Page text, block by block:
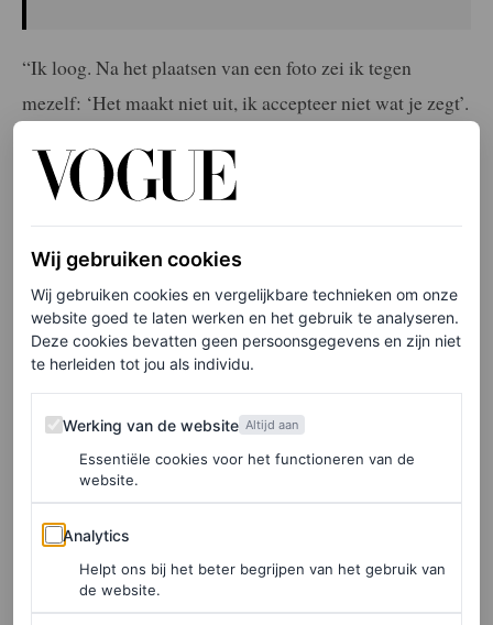
“Ik loog. Na het plaatsen van een foto zei ik tegen
mezelf: ‘Het maakt niet uit, ik accepteer niet wat je zegt’.
niemand het verdient die dingen te horen”, vervolgt ze.
“Ik zei dat het me niet stoorde, omdat ik niet wilde dat
beschaamd worden om hoe ze eruit zien, wie ze zijn, van
wie ze houden… Het is gewoon zo oneerlijk. Ik denk niet
dat iemand het verdient om zich minder te voelen dan
Beheerd door assistent
Building-ster haar aanwezigheid op social media met
Vanity Fair, waarbij ze bevestigde dat haar Instagram
Wij gebruiken cookies
Wij gebruiken cookies en vergelijkbare technieken om onze
website goed te laten werken en het gebruik te analyseren.
Deze cookies bevatten geen persoonsgegevens en zijn niet
te herleiden tot jou als individu.
Werking van de website
Werking van de website Altijd aan
Essentiële cookies voor het functioneren van de
website.
Analytics
Analytics
Helpt ons bij het beter begrijpen van het gebruik van
de website.